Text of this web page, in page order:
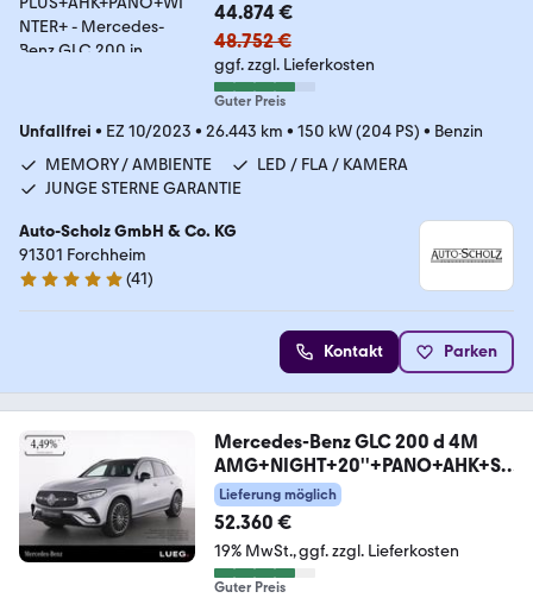
44.874 €
48.752 €
ggf. zzgl. Lieferkosten
Guter Preis
Unfallfrei • EZ 10/2023 • 26.443 km • 150 kW (204 PS) • Benzin
MEMORY / AMBIENTE
LED / FLA / KAMERA
JUNGE STERNE GARANTIE
Auto-Scholz GmbH & Co. KG
91301 Forchheim
5 Sterne
(41)
Kontakt Parken
Mercedes-Benz GLC 200 d 4M
AMG+NIGHT+20''+PANO+AHK+S
OUND+360°+
Lieferung möglich
52.360 €
19% MwSt. ggf. zzgl. Lieferkosten
Guter Preis